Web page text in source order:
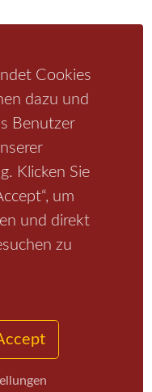
Cookies
dazu und
Benutzer
Klicken Sie
um
und direkt
zu
Unterkunft / Aktivitäten